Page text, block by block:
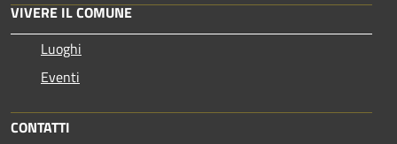
VIVERE IL COMUNE
Luoghi
Eventi
CONTATTI